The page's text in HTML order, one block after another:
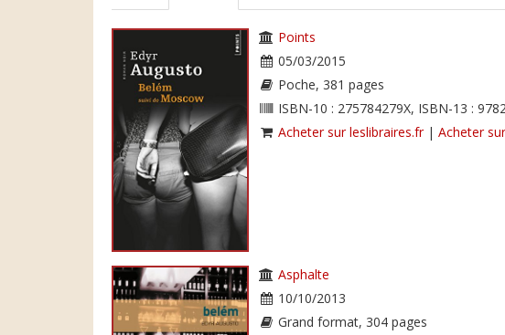
Points
05/03/2015
Poche, 381 pages
ISBN-10 : 275784279X, ISBN-13 :
Acheter sur leslibraires.fr| Acheter
Asphalte
10/10/2013
Grand format, 304 pages